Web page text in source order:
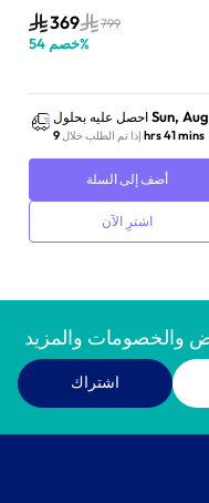
369
799
خصم 54 %
احصل عليه بحلول Sun,
إذا تم الطلب خلال 9 hrs 41 mins
أضف إلى السلة
اشترِ الآن
والخصومات والمزيد
اشتراك